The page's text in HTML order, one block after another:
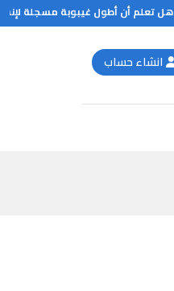
هل تعلم أن أطول غيبوبة مسجلة
انشاء حساب